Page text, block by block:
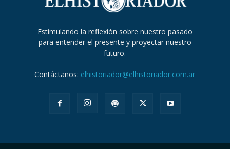
Estimulando la reflexión sobre nuestro pasado
para entender el presente y proyectar nuestro
futuro.
Contáctanos: elhistoriador@elhistoriador.com.ar